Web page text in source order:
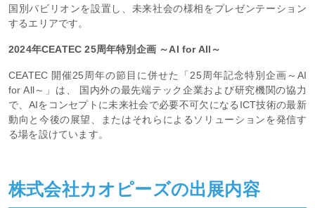
国別パビリオンを設置し、未来社会の様相をプレゼンテーション
するエリアです。
2024年CEATEC 25周年特別企画 ～AI for All～
CEATEC 開催25周年の節目に併せた「25周年記念特別企画～AI
for All～」は、 国内外の最先端テック企業および研究機関の協力
で、AIをコンセプトに未来社会で必要不可欠になるICT技術の最新
動向と今後の展望、またはそれらによるソリューションを発信す
る場を設けています。
株式会社カオピーズの出展内容